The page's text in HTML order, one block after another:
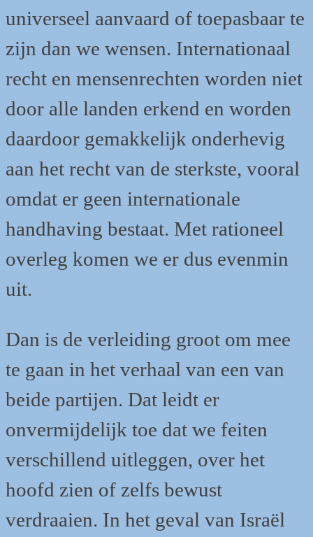
universeel aanvaard of toepasbaar te
zijn dan we wensen. Internationaal
recht en mensenrechten worden niet
door alle landen erkend en worden
daardoor gemakkelijk onderhevig
aan het recht van de sterkste, vooral
omdat er geen internationale
handhaving bestaat. Met rationeel
overleg komen we er dus evenmin
uit.
Dan is de verleiding groot om mee
te gaan in het verhaal van een van
beide partijen. Dat leidt er
onvermijdelijk toe dat we feiten
verschillend uitleggen, over het
hoofd zien of zelfs bewust
verdraaien. In het geval van Israël